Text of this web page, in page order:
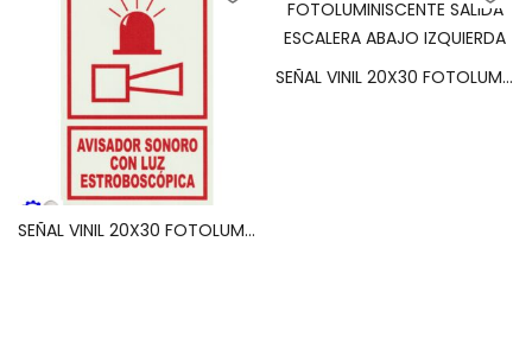
SEÑAL VINIL 20X30 FOTOLUMINISCENTE AVISADOR SONORO CON LUZ ESTROBOSCOPICA
SEÑAL VINIL 20X30 FOTOLUMINISCENTE SALIDA ESCALERA ABAJO IZQUIERDA